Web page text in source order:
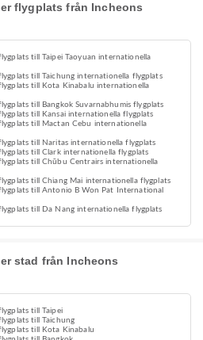
flygplats från Incheons
till Taipei Taoyuan internationella
till Taichung internationella flygplats
till Kota Kinabalu internationella
till Bangkok Suvarnabhumis flygplats
till Kansai internationella flygplats
till Mactan Cebu internationella
till Naritas internationella flygplats
till Clark internationella flygplats
till Chūbu Centrairs internationella
till Chiang Mai internationella flygplats
till Antonio B Won Pat International
till Da Nang internationella flygplats
stad från Incheons
till Taipei
till Taichung
till Kota Kinabalu